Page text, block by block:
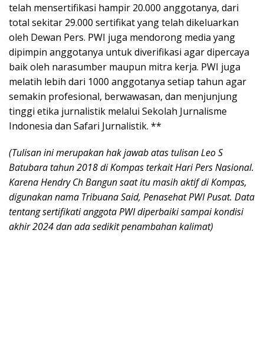
telah mensertifikasi hampir 20.000 anggotanya, dari
total sekitar 29.000 sertifikat yang telah dikeluarkan
oleh Dewan Pers. PWI juga mendorong media yang
dipimpin anggotanya untuk diverifikasi agar dipercaya
baik oleh narasumber maupun mitra kerja. PWI juga
melatih lebih dari 1000 anggotanya setiap tahun agar
semakin profesional, berwawasan, dan menjunjung
tinggi etika jurnalistik melalui Sekolah Jurnalisme
Indonesia dan Safari Jurnalistik. **
(Tulisan ini merupakan hak jawab atas tulisan Leo S
Batubara tahun 2018 di Kompas terkait Hari Pers Nasional.
Karena Hendry Ch Bangun saat itu masih aktif di Kompas,
digunakan nama Tribuana Said, Penasehat PWI Pusat. Data
tentang sertifikati anggota PWI diperbaiki sampai kondisi
akhir 2024 dan ada sedikit penambahan kalimat)